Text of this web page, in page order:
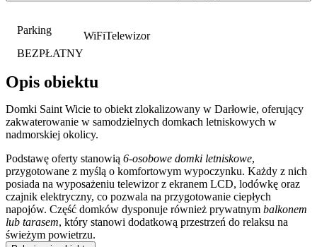
Parking
BEZPŁATNY
WiFiTelewizor
Opis obiektu
Domki Saint Wicie to obiekt zlokalizowany w Darłowie, oferujący
zakwaterowanie w samodzielnych domkach letniskowych w
nadmorskiej okolicy.
Podstawę oferty stanowią 6-osobowe domki letniskowe,
przygotowane z myślą o komfortowym wypoczynku. Każdy z nich
posiada na wyposażeniu telewizor z ekranem LCD, lodówkę oraz
czajnik elektryczny, co pozwala na przygotowanie ciepłych
napojów. Część domków dysponuje również prywatnym balkonem
lub tarasem, który stanowi dodatkową przestrzeń do relaksu na
świeżym powietrzu.